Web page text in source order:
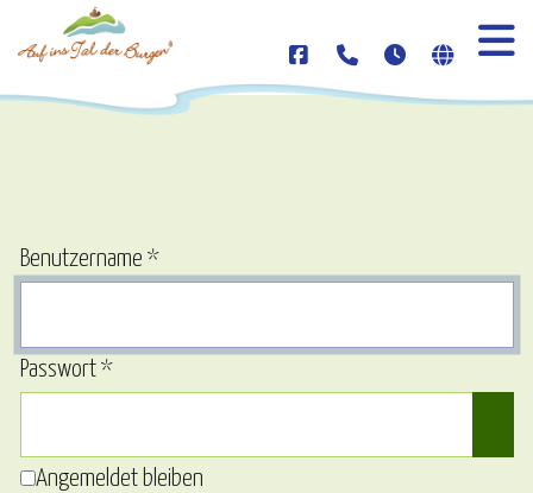
Benutzername *
Passwort*
Angemeldet bleiben